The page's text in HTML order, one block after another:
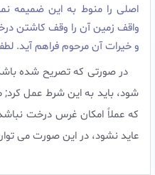
اصلى را منوط به این ضمیمه
واقف زمین آن را وقف کاشتن
و خیرات آن مرحوم فراهم آید.
در صورتى که تصریح شده
شود، باید به این شرط عمل کرد;
که عملاً امکان غرس درخت نباشد
عاید نشود، در این صورت مى توان